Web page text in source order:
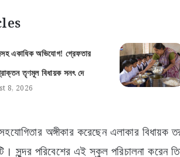
একাধিক অভিযোগ! গ্রেফতার
তৃণমূল বিধায়ক সনৎ দে
8, 2026
অঙ্গীকার করেছেন এলাকার
সুন্দর পরিবেশের এই স্কুল পরিচালনা করেন